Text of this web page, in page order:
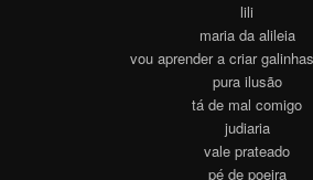
lili
maria da alileia
vou aprender a criar
pura ilusão
tá de mal comigo
judiaria
vale prateado
pé de poeira